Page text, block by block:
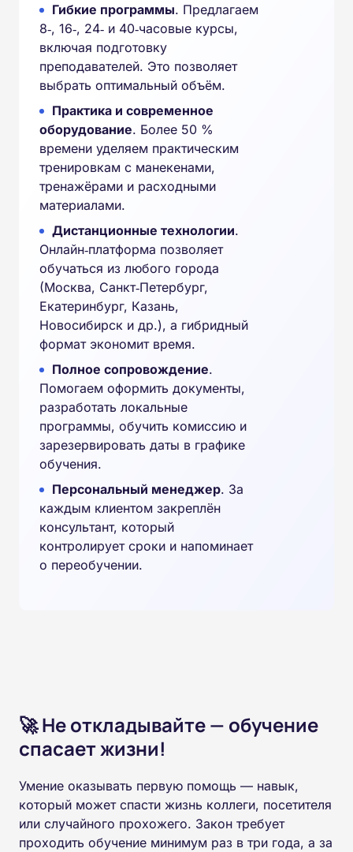
Гибкие программы. Предлагаем
8‑, 16‑, 24‑ и 40‑часовые курсы,
включая подготовку
преподавателей. Это позволяет
выбрать оптимальный объём.
Практика и современное
оборудование. Более 50 %
времени уделяем практическим
тренировкам с манекенами,
тренажёрами и расходными
материалами.
Дистанционные технологии.
Онлайн‑платформа позволяет
обучаться из любого города
(Москва, Санкт‑Петербург,
Екатеринбург, Казань,
Новосибирск и др.), а гибридный
формат экономит время.
Полное сопровождение.
Помогаем оформить документы,
разработать локальные
программы, обучить комиссию и
зарезервировать даты в графике
обучения.
Персональный менеджер. За
каждым клиентом закреплён
консультант, который
контролирует сроки и напоминает
о переобучении.
🚀 Не откладывайте — обучение
спасает жизни!
Умение оказывать первую помощь — навык,
который может спасти жизнь коллеги, посетителя
или случайного прохожего. Закон требует
проходить обучение минимум раз в три года, а за